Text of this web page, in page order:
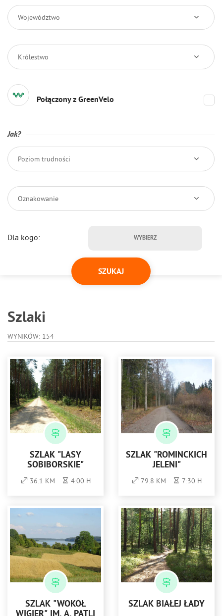
Województwo
Królestwo
Połączony z GreenVelo
Jak?
Poziom trudności
Oznakowanie
Dla kogo: WYBIERZ
Szlaki
WYNIKÓW: 154
SZLAK "LASY
SOBIBORSKIE"
36.1 KM 4:00 H
SZLAK "ROMINCKICH
JELENI"
79.8 KM 7:30 H
SZLAK "WOKÓŁ
SZLAK BIAŁEJ ŁADY